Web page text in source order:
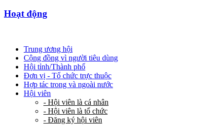
Hoạt động
Trung ương hội
Cộng đồng vì người tiêu dùng
Hội tỉnh/Thành phố
Đơn vị - Tổ chức trực thuộc
Hợp tác trong và ngoài nước
Hội viên
- Hội viên là cá nhân
- Hội viên là tổ chức
- Đăng ký hội viên